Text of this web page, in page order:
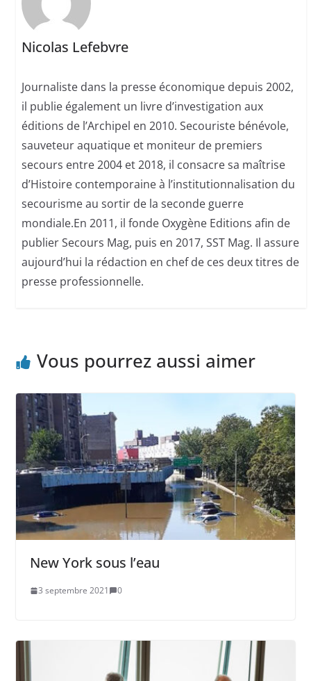
Nicolas Lefebvre
Journaliste dans la presse économique depuis 2002,
il publie également un livre d’investigation aux
éditions de l’Archipel en 2010. Secouriste bénévole,
sauveteur aquatique et moniteur de premiers
secours entre 2004 et 2018, il consacre sa maîtrise
d’Histoire contemporaine à l’institutionnalisation du
secourisme au sortir de la seconde guerre
mondiale.En 2011, il fonde Oxygène Editions afin de
publier Secours Mag, puis en 2017, SST Mag. Il assure
aujourd’hui la rédaction en chef de ces deux titres de
presse professionnelle.
Vous pourrez aussi aimer
New York sous l’eau
3 septembre 2021 0